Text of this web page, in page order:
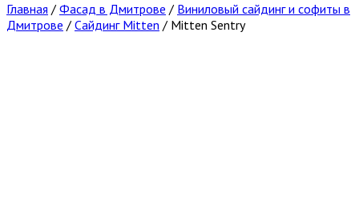
Главная / Фасад в Дмитрове / Виниловый сайдинг и софиты в
Дмитрове / Сайдинг Mitten / Mitten Sentry